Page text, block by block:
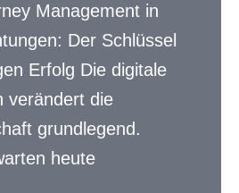
Management in
Der Schlüssel
Erfolg Die digitale
verändert die
grundlegend.
heute